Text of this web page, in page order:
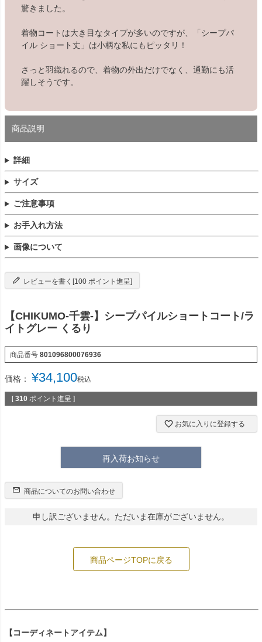
驚きました。
着物コートは大き目なタイプが多いのですが、「シープパ
イル ショート丈」は小柄な私にもピッタリ！
さっと羽織れるので、着物の外出だけでなく、通勤にも活
躍しそうです。
商品説明
詳細
サイズ
ご注意事項
お手入れ方法
画像について
レビューを書く[100 ポイント進呈]
【CHIKUMO-千雲-】シープパイルショートコート/ラ
イトグレー くるり
商品番号 801096800076936
価格： ¥34,100税込
[ 310 ポイント進呈 ]
お気に入りに登録する
再入荷お知らせ
商品についてのお問い合わせ
申し訳ございません。ただいま在庫がございません。
商品ページTOPに戻る
【コーディネートアイテム】